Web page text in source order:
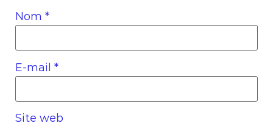
Nom *
E-mail *
Site web